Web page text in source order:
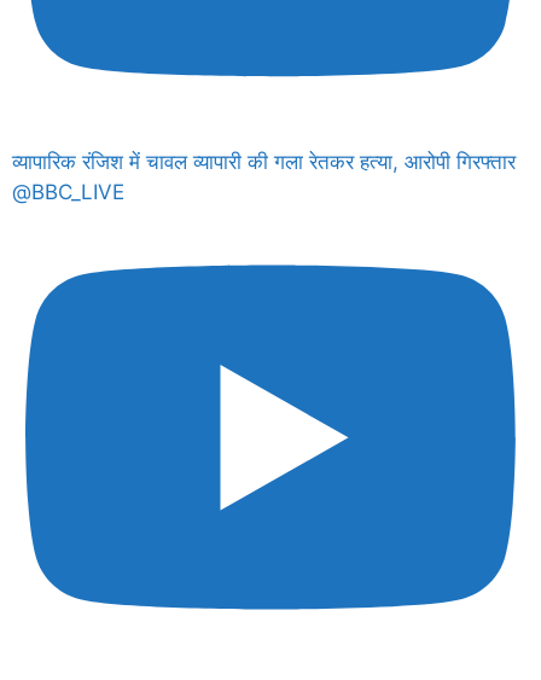
व्यापारिक रंजिश में चावल व्यापारी की गला रेतकर हत्या, आरोपी गिरफ्तार
@BBC_LIVE